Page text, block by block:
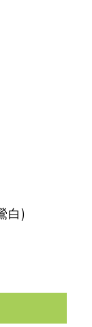
白)